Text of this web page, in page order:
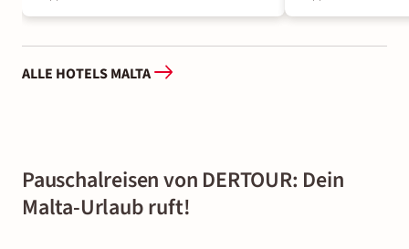
ALLE HOTELS MALTA
Pauschalreisen von DERTOUR: Dein
Malta-Urlaub ruft!